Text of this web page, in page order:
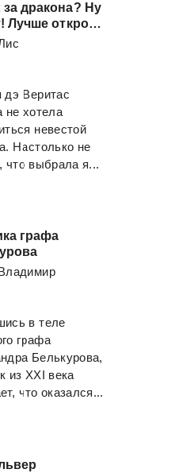
дракона? Ну
уж нет! Лучше открою лавку зелий
дэ Веритас
не хотела
невестой
Настолько не
что выбрала я...
графа
в теле
графа
Белькурова,
из XXI века
что оказался...